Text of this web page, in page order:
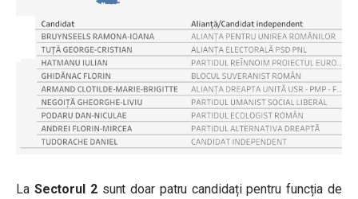
La Sectorul 2 sunt doar patru candidați pentru funcția de